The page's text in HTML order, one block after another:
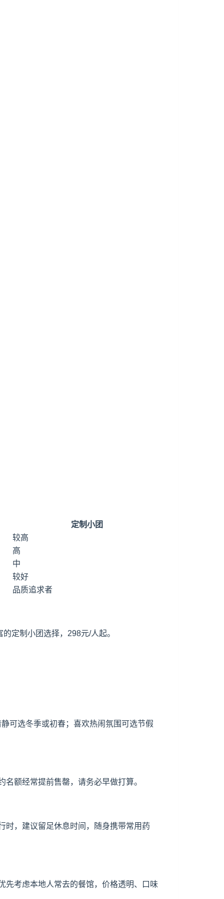
定制小团
较高
高
中
较好
品质追求者
定制小团选择，298元/人起。
可选冬季或初春；喜欢热闹氛围可选节假
额经常提前售罄，请务必早做打算。
时，建议留足休息时间，随身携带常用药
先考虑本地人常去的餐馆，价格透明、口味